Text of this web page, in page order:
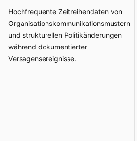
Hochfrequente Zeitreihendaten von
Organisationskommunikationsmustern
und strukturellen Politikänderungen
während dokumentierter
Versagensereignisse.